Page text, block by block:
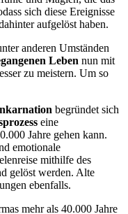
sich diese Ereignisse
aufgelöst haben.
anderen Umständen
Leben nun mit
zu meistern. Um so
begründet sich
eine
Jahre gehen kann.
emotionale
mithilfe des
gelöst werden. Alte
ebenfalls.
mehr als 40.000 Jahre